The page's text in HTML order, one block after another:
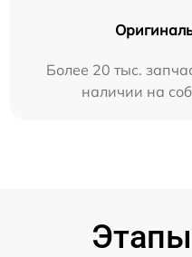
Более 20 тыс.
наличии на